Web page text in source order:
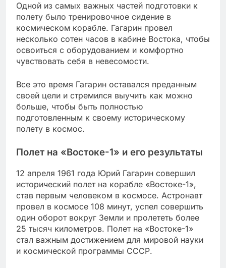
Одной из самых важных частей подготовки к
полету было тренировочное сидение в
космическом корабле. Гагарин провел
несколько сотен часов в кабине Востока, чтобы
освоиться с оборудованием и комфортно
чувствовать себя в невесомости.
Все это время Гагарин оставался преданным
своей цели и стремился выучить как можно
больше, чтобы быть полностью
подготовленным к своему историческому
полету в космос.
Полет на «Востоке-1» и его результаты
12 апреля 1961 года Юрий Гагарин совершил
исторический полет на корабле «Востоке-1»,
став первым человеком в космосе. Астронавт
провел в космосе 108 минут, успел совершить
один оборот вокруг Земли и пролететь более
25 тысяч километров. Полет на «Востоке-1»
стал важным достижением для мировой науки
и космической программы СССР.